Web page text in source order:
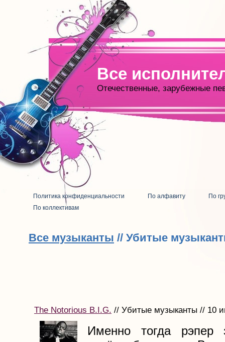
Все
Отечественные, зарубежные
Политика конфиденциальности По алфавиту
По
По коллективам
Все музыканты // Убитые
The Notorious B.I.G. // Убитые музыканты // 10
Именно тогда рэпер